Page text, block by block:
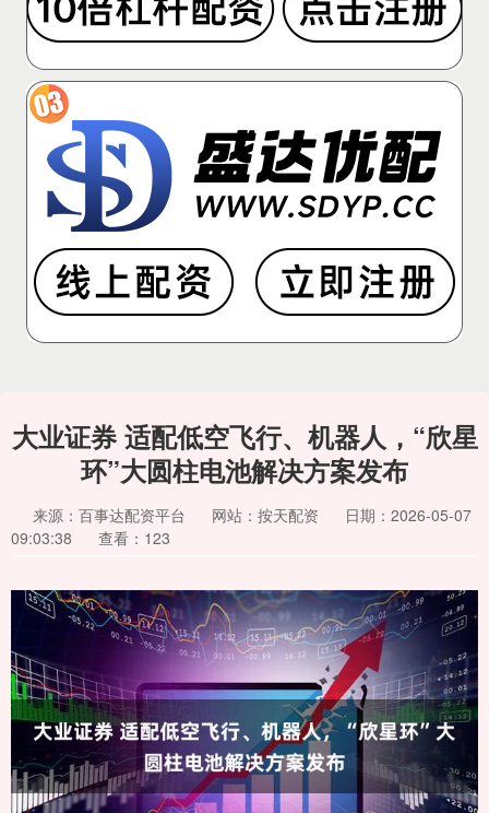
大业证券 适配低空飞行、机器人，“欣星
环”大圆柱电池解决方案发布
来源：百事达配资平台 网站：按天配资
日期：2026-05-07
09:03:38
查看：123